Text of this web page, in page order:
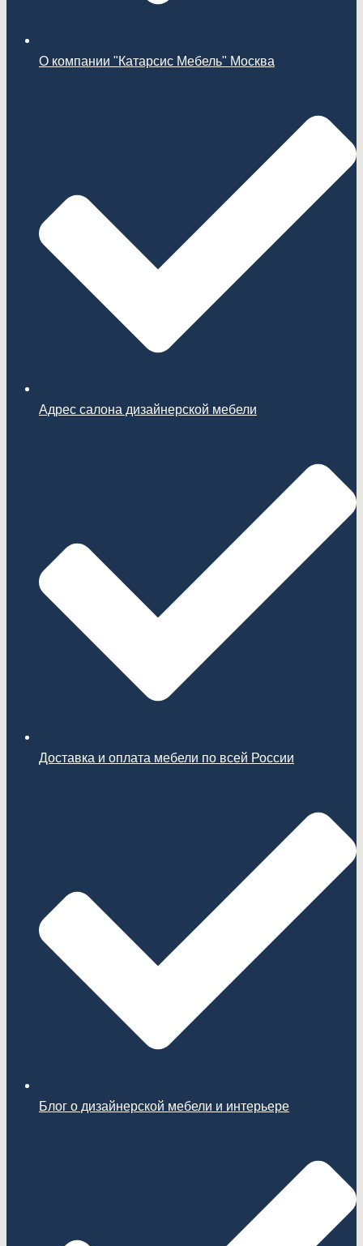
О компании "Катарсис Мебель" Москва
Адрес салона дизайнерской мебели
Доставка и оплата мебели по всей России
Блог о дизайнерской мебели и интерьере